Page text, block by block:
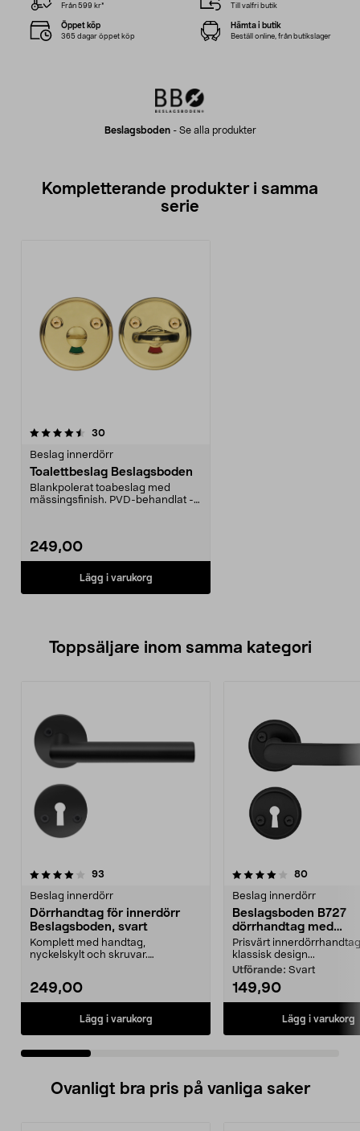
Beslagsboden- Se alla produkter
Från 599 kr* Till valfri butik
Öppet köp
365 dagar öppet köp
Hämta i butik
Beställ online, från butikslager
Kompletterande produkter i samma
serie
30recensioner
Beslag innerdörr
Toalettbeslag Beslagsboden
Blankpolerat toabeslag med
mässingsfinish. PVD-behandlat -
249,00
Lägg i varukorg
Toppsäljare inom samma kategori
93
Beslag innerdörr
Dörrhandtag för innerdörr
Beslagsboden, svart
Komplett med handtag,
nyckelskylt och skruvar.
249,00
Lägg i varukorg
4.0 av 5 stjärnor 80
Beslag innerdörr
Beslagsboden B727
dörrhandtag med
nyckelskylt, innerdörr
Prisvärt
klassisk design...
Utförande: Svart
149,90
Lägg i varukorg
5.0 av 5 stjärnor
Ovanligt bra pris på vanliga saker